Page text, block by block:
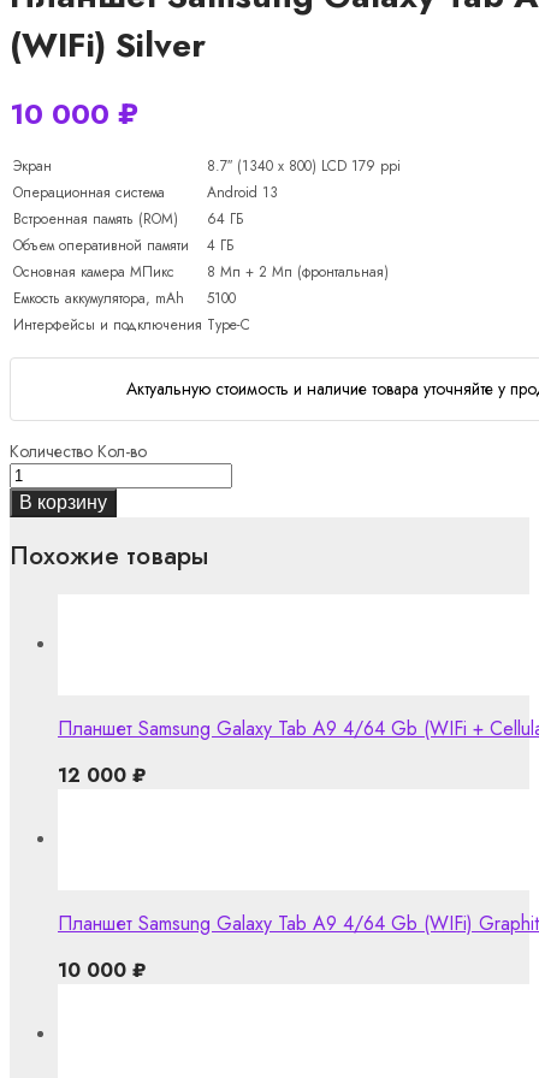
(WIFi) Silver
10 000 ₽
Экран
8.7″ (1340 x 800) LCD 179 ppi
Операционная система
Android 13
Встроенная память (ROM)
64 ГБ
Объем оперативной памяти
4 ГБ
Основная камера МПикс
8 Мп + 2 Мп (фронтальная)
Емкость аккумулятора, mAh
5100
Интерфейсы и подключения Type-C
Актуальную стоимость и наличие товара уточняйте у
Количество Кол-во
В корзину
Похожие товары
Планшет Samsung Galaxy Tab A9 4/64 Gb (WIFi +
12 000 ₽
Планшет Samsung Galaxy Tab A9 4/64 Gb (WIFi)
10 000 ₽